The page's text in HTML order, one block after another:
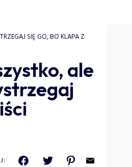
SIĘ GO, BO KLAPA Z
ale